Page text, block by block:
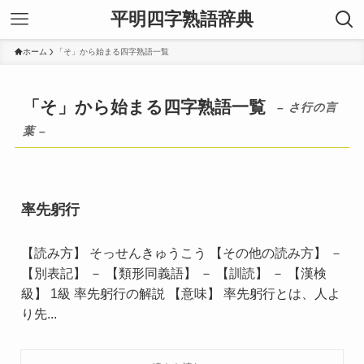
平明四字熟語辞典
ホーム 「そ」から始まる四字熟語一覧
「そ」から始まる四字熟語一覧
– さ行の言
葉 –
率先躬行
【読み方】 そっせんきゅうこう 【その他の読み方】 －
【別表記】 － 【類形同義語】 － 【訓読】 － 【漢検
級】 1級 率先躬行の解説 【意味】 率先躬行とは、人よ
り先...